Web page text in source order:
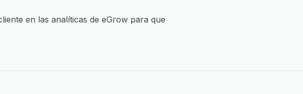
en las analíticas de eGrow para que